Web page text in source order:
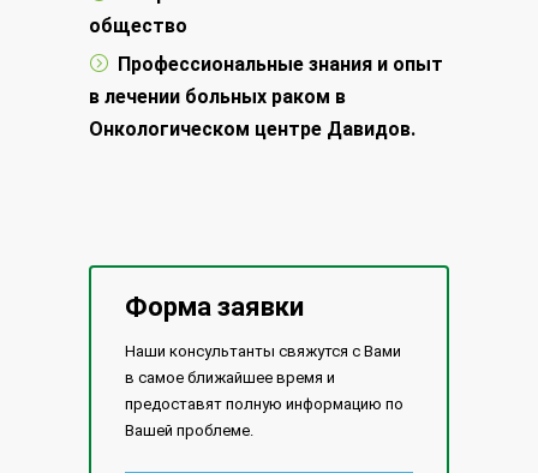
общество
Профессиональные знания и опыт
в лечении больных раком в
Онкологическом центре Давидов.
Форма заявки
Наши консультанты свяжутся с Вами
в самое ближайшее время и
предоставят полную информацию по
Вашей проблеме.